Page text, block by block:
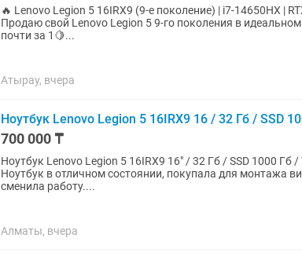
🔥 Lenovo Legion 5 16IRX9 (9-е поколение) | i7-14650HX |
Продаю свой Lenovo Legion 5 9-го поколения в
почти за 1🍋...
Атырау, вчера
Ноутбук Lenovo Legion 5 16IRX9 16 / 32 Гб / SSD
700 000 ₸
Ноутбук Lenovo Legion 5 16IRX9 16" / 32 Гб / SSD 1000 Гб
Ноутбук в отличном состоянии, покупала для монтажа
сменила работу....
Алматы, вчера